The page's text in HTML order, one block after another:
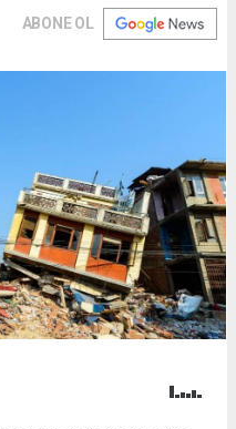
ABONE OL